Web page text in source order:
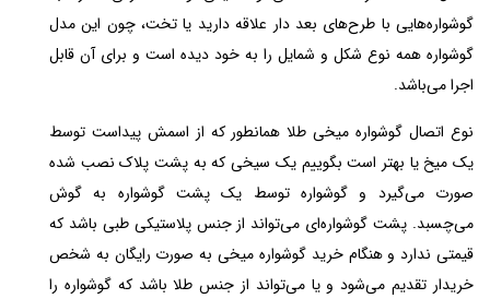
گوشواره‌هایی با طرح‌های بعد دار علاقه دارید یا تخت، چون این مدل
گوشواره همه نوع شکل و شمایل را به خود دیده است و برای آن قابل
اجرا می‌باشد.
نوع اتصال گوشواره میخی طلا همانطور که از اسمش پیداست توسط
یک میخ یا بهتر است بگوییم یک سیخی که به پشت پلاک نصب شده
صورت می‌گیرد و گوشواره توسط یک پشت گوشواره به گوش
می‌چسبد. پشت گوشواره‌ای می‌تواند از جنس پلاستیکی طبی باشد که
قیمتی ندارد و هنگام خرید گوشواره میخی به صورت رایگان به شخص
خریدار تقدیم می‌شود و یا می‌تواند از جنس طلا باشد که گوشواره را